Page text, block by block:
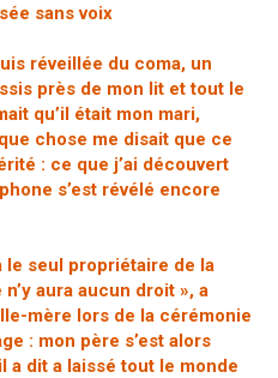
sans voix
réveillée du coma, un
près de mon lit et tout le
qu’il était mon mari,
chose me disait que ce
: ce que j’ai découvert
s’est révélé encore
le seul propriétaire de la
aura aucun droit », a
mère lors de la cérémonie
: mon père s’est alors
a dit a laissé tout le monde